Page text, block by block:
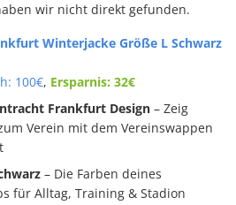
wir nicht direkt gefunden.
Winterjacke Größe L Schwarz
100€, Ersparnis: 32€
Frankfurt Design – Zeig
Verein mit dem Vereinswappen
– Die Farben deines
für Alltag, Training & Stadion